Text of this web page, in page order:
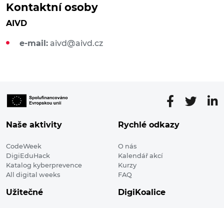
Kontaktní osoby
AIVD
e-mail: aivd@aivd.cz
Naše aktivity
CodeWeek
DigiEduHack
Katalog kyberprevence
All digital weeks
Rychlé odkazy
O nás
Kalendář akcí
Kurzy
FAQ
Užitečné DigiKoalice